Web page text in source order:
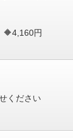
円
ください